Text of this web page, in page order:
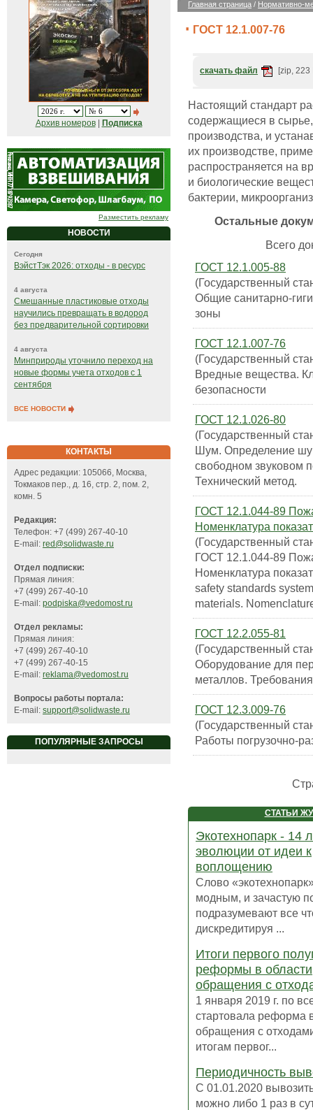
Архив номеров| Подписка
Разместить рекламу
НОВОСТИ
Сегодня
ВэйстТэк 2026: отходы - в ресурс
4 августа
Смешанные пластиковые отходы
научились превращать в водород
без предварительной сортировки
4 августа
Минприроды уточнило переход на
новые формы учета отходов с 1
сентября
ВСЕ НОВОСТИ
КОНТАКТЫ
Адрес редакции: 105066, Москва,
Токмаков пер., д. 16, стр. 2, пом. 2,
комн. 5
Редакция:
Телефон: +7 (499) 267-40-10
E-mail: red@solidwaste.ru
Отдел подписки:
Прямая линия:
+7 (499) 267-40-10
E-mail: podpiska@vedomost.ru
Отдел рекламы:
Прямая линия:
+7 (499) 267-40-10
+7 (499) 267-40-15
E-mail: reklama@vedomost.ru
Вопросы работы портала:
E-mail: support@solidwaste.ru
ПОПУЛЯРНЫЕ ЗАПРОСЫ
Главная страница / Нормативно-
ГОСТ 12.1.007-76
скачать файл [zip, 223
Настоящий стандарт
содержащиеся в сырье,
производства, и
их производстве,
распространяется на
и биологические
бактерии,
Остальные
Всего
ГОСТ 12.1.005-88
(Государственный
Общие санитарно-
зоны
ГОСТ 12.1.007-76
(Государственный
Вредные вещества.
безопасности
ГОСТ 12.1.026-80
(Государственный
Шум. Определение
свободном звуковом
Технический метод.
ГОСТ 12.1.044-89
Номенклатура
(Государственный
ГОСТ 12.1.044-89
Номенклатура
safety standards
materials.
ГОСТ 12.2.055-81
(Государственный
Оборудование для
металлов.
ГОСТ 12.3.009-76
(Государственный
Работы погрузочно-
СТАТЬИ
Экотехнопарк - 14
эволюции от идеи к
воплощению
Слово
модным, и зачастую
подразумевают все
дискредитируя ...
Итоги первого
реформы в области
обращения с
1 января 2019 г. по
стартовала реформа
обращения с
итогам первог...
Периодичность
С 01.01.2020
можно либо 1 раз в